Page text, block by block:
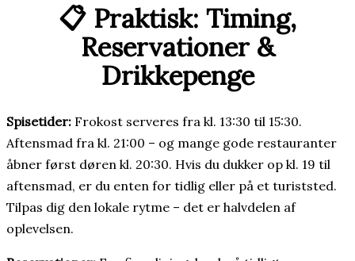
📋 Praktisk: Timing,
Reservationer &
Drikkepenge
Spisetider: Frokost serveres fra kl. 13:30 til 15:30.
Aftensmad fra kl. 21:00 – og mange gode restauranter
åbner først døren kl. 20:30. Hvis du dukker op kl. 19 til
aftensmad, er du enten for tidlig eller på et turiststed.
Tilpas dig den lokale rytme – det er halvdelen af
oplevelsen.